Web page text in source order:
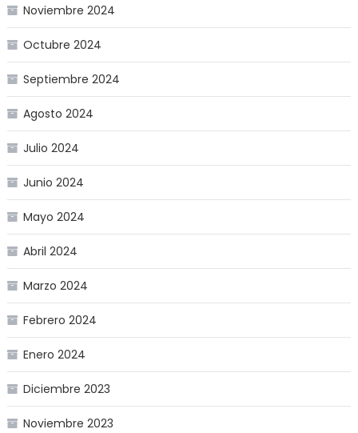
Noviembre 2024
Octubre 2024
Septiembre 2024
Agosto 2024
Julio 2024
Junio 2024
Mayo 2024
Abril 2024
Marzo 2024
Febrero 2024
Enero 2024
Diciembre 2023
Noviembre 2023